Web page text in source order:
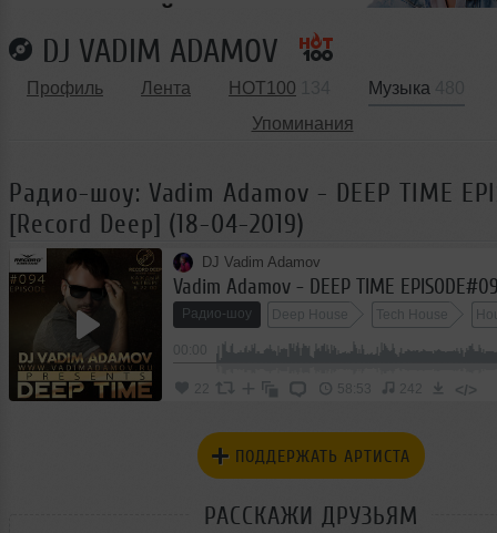
DJ VADIM ADAMOV
Профиль Лента HOT100 Музыка
Упоминания
Радио-шоу: Vadim Adamov - DEEP TIME
[Record Deep] (18-04-2019)
DJ Vadim Adamov
Радио-шоу Deep House Tech House
22 58:53 242 </>
ПОДДЕРЖАТЬ АРТИСТА
РАССКАЖИ ДРУЗЬЯМ